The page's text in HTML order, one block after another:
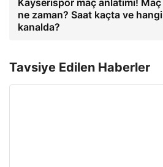
ne zaman? Saat kaçta ve hangi
kanalda?
Tavsiye Edilen Haberler